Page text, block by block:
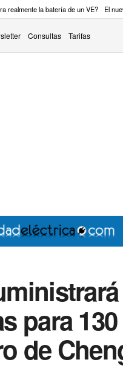
realmente la batería de un VE? El
Consultas Tarifas
para
de